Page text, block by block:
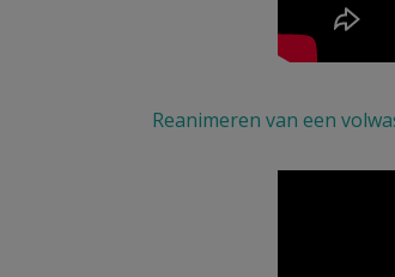
Reanimeren van een